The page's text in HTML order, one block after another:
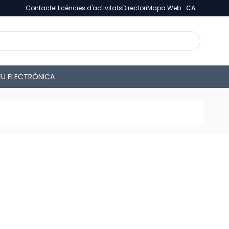
ContacteLlicències d'activitatsDirectoriMapa Web CA
ELECTRÒNICA